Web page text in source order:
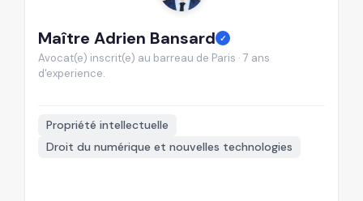
Maître Adrien Bansard ✓
Avocat(e) inscrit(e) au barreau de Paris · 7 ans
d'experience.
Propriété intellectuelle
Droit du numérique et nouvelles technologies